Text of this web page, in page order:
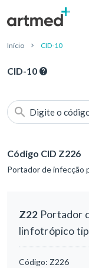
Início CID-10
CID-10
Digite o
Código CID Z226
Portador de infecção
Z22 Portador
linfotrópico
Código: Z226